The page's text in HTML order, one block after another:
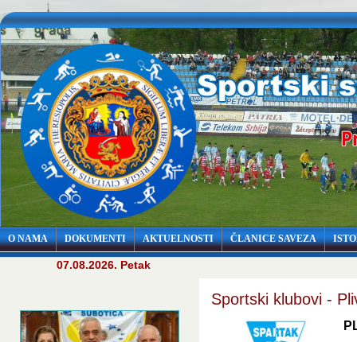
O NAMA DOKUMENTI AKTUELNOSTI ČLANICE SAVEZA
07.08.2026. Petak
Sportski klubovi -